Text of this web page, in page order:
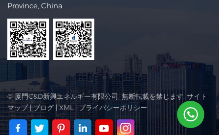
Province, China
© 厦門C&D新興エネルギー有限公司. 無断転載を禁じます. サイト
マップ|ブログ |XML|プライバシーポリシー